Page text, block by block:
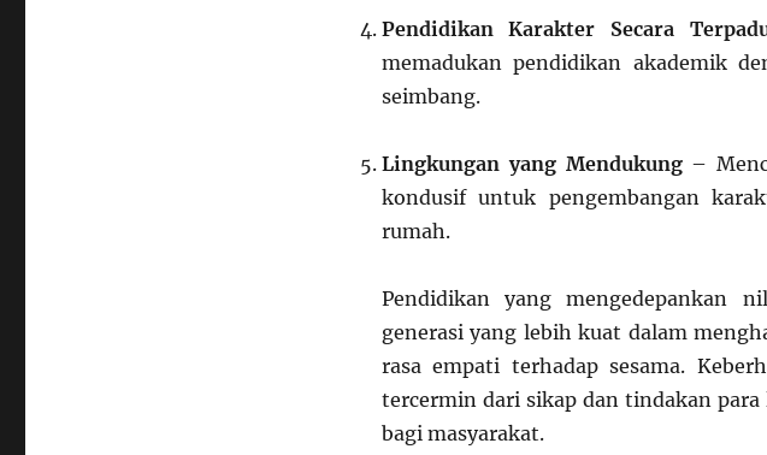
Pendidikan Karakter Secara
memadukan pendidikan akademik
seimbang.
Lingkungan yang Mendukung–
kondusif untuk pengembangan
rumah.
Pendidikan yang mengedepankan
generasi yang lebih kuat dalam
rasa empati terhadap sesama.
tercermin dari sikap dan tindakan
bagi masyarakat.